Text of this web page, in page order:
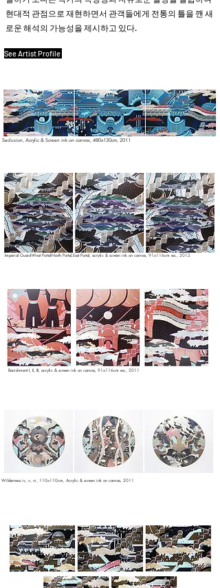
Seclusion, Acrylic & Screen ink on canvas, 480x130cm, 2011
Imperial Guard-West Portal-North Portal,East Portal, acrylic & screen ink on canvas, 91x116cm ea., 2012
현대적 관점으로 재현하면서 관객들에게 전통의 틀을 깬 새
로운 해석의 가능성을 제시하고 있다.
See Artist Profile
Banishment I, II, III, acrylic & screen ink on canvas, 91x116cm ea., 2011
Wilderness iv, v, vi, 110x110cm, Acrylic & screen ink on canvas, 2011